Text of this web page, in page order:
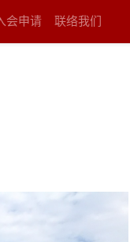
会申请 联络我们